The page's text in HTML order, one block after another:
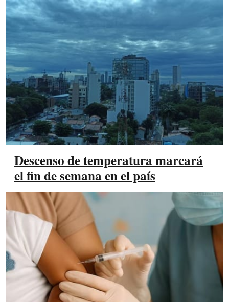
Descenso de temperatura marcará
el fin de semana en el país